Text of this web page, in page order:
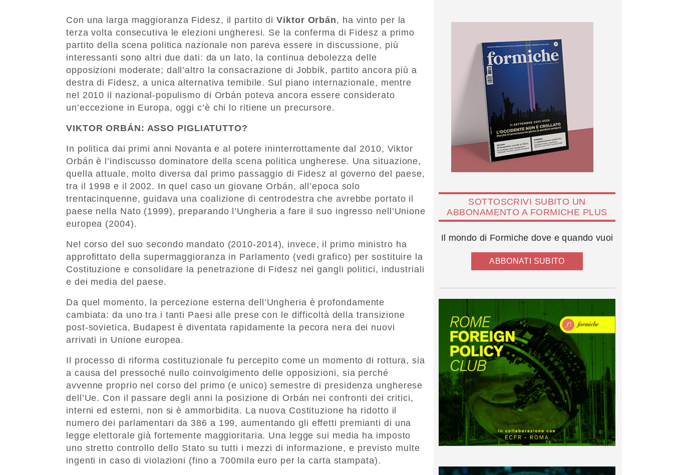
Con una larga maggioranza Fidesz, il partito diViktor Orbán, ha vinto per la
terza volta consecutiva le elezioni ungheresi. Se la conferma di Fidesz a primo
partito della scena politica nazionale non pareva essere in discussione, più
interessanti sono altri due dati: da un lato, la continua debolezza delle
opposizioni moderate; dall’altro la consacrazione di Jobbik, partito ancora più a
destra di Fidesz, a unica alternativa temibile. Sul piano internazionale, mentre
nel 2010 il nazional-populismo di Orbán poteva ancora essere considerato
un’eccezione in Europa, oggi c’è chi lo ritiene un precursore.
VIKTOR ORBÁN: ASSO PIGLIATUTTO?
In politica dai primi anni Novanta e al potere ininterrottamente dal 2010, Viktor
Orbán è l’indiscusso dominatore della scena politica ungherese. Una situazione,
quella attuale, molto diversa dal primo passaggio di Fidesz al governo del paese,
tra il 1998 e il 2002. In quel caso un giovane Orbán, all’epoca solo
trentacinquenne, guidava una coalizione di centrodestra che avrebbe portato il
paese nella Nato (1999), preparando l’Ungheria a fare il suo ingresso nell’Unione
europea (2004).
Nel corso del suo secondo mandato (2010-2014), invece, il primo ministro ha
approfittato della supermaggioranza in Parlamento (vedi grafico) per sostituire la
Costituzione e consolidare la penetrazione di Fidesz nei gangli politici, industriali
e dei media del paese.
Da quel momento, la percezione esterna dell’Ungheria è profondamente
cambiata: da uno tra i tanti Paesi alle prese con le difficoltà della transizione
post-sovietica, Budapest è diventata rapidamente la pecora nera dei nuovi
arrivati in Unione europea.
Il processo di riforma costituzionale fu percepito come un momento di rottura, sia
a causa del pressoché nullo coinvolgimento delle opposizioni, sia perché
avvenne proprio nel corso del primo (e unico) semestre di presidenza ungherese
dell’Ue. Con il passare degli anni la posizione di Orbán nei confronti dei critici,
interni ed esterni, non si è ammorbidita. La nuova Costituzione ha ridotto il
numero dei parlamentari da 386 a 199, aumentando gli effetti premianti di una
legge elettorale già fortemente maggioritaria. Una legge sui media ha imposto
uno stretto controllo dello Stato su tutti i mezzi di informazione, e previsto multe
ingenti in caso di violazioni (fino a 700mila euro per la carta stampata).
SOTTOSCRIVI SUBITO UN
ABBONAMENTO A FORMICHE PLUS
Il mondo di Formiche dove e quando vuoi
ABBONATI SUBITO